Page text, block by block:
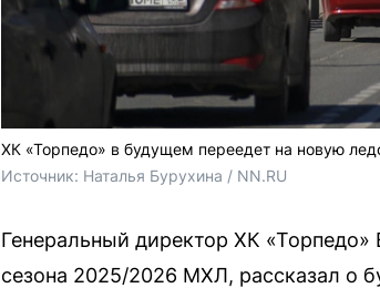
ХК «Торпедо» в будущем переедет на новую
Источник: Наталья Бурухина / NN.RU
Генеральный директор ХК «Торпедо»
сезона 2025/2026 МХЛ, рассказал о